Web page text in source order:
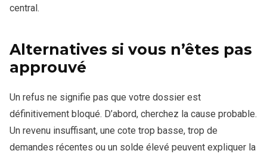
central.
Alternatives si vous n’êtes pas
approuvé
Un refus ne signifie pas que votre dossier est
définitivement bloqué. D’abord, cherchez la cause probable.
Un revenu insuffisant, une cote trop basse, trop de
demandes récentes ou un solde élevé peuvent expliquer la